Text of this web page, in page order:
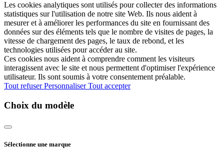
Les cookies analytiques sont utilisés pour collecter des informations
statistiques sur l'utilisation de notre site Web. Ils nous aident à
mesurer et à améliorer les performances du site en fournissant des
données sur des éléments tels que le nombre de visites de pages, la
vitesse de chargement des pages, le taux de rebond, et les
technologies utilisées pour accéder au site.
Ces cookies nous aident à comprendre comment les visiteurs
interagissent avec le site et nous permettent d'optimiser l'expérience
utilisateur. Ils sont soumis à votre consentement préalable.
Tout refuserPersonnaliserTout accepter
Choix du modèle
Sélectionne une marque